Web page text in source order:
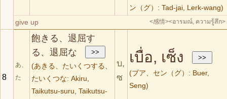
ン（グ）: Tad-jai, Lerk-wang)
give up <感情><อารมณ์, ความรู้สึก>
8
あ、
た
飽きる、退屈す
る、退屈な
(あきる、たいくつする、
たいくつな: Akiru,
Taikutsu-suru, Taikutsu-
บ,
ซ
เบื่อ, เซ็ง
(ブア、セン（グ）: Buer,
Seng)